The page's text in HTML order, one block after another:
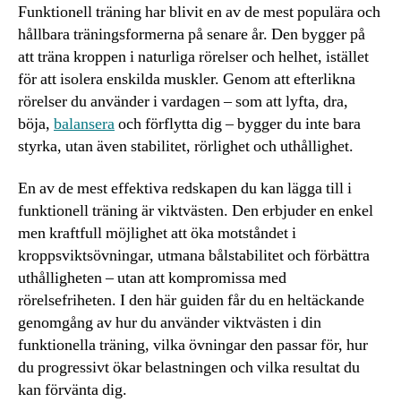
Funktionell träning har blivit en av de mest populära och
hållbara träningsformerna på senare år. Den bygger på
att träna kroppen i naturliga rörelser och helhet, istället
för att isolera enskilda muskler. Genom att efterlikna
rörelser du använder i vardagen – som att lyfta, dra,
böja, balanseraoch förflytta dig – bygger du inte bara
styrka, utan även stabilitet, rörlighet och uthållighet.
En av de mest effektiva redskapen du kan lägga till i
funktionell träning är viktvästen. Den erbjuder en enkel
men kraftfull möjlighet att öka motståndet i
kroppsviktsövningar, utmana bålstabilitet och förbättra
uthålligheten – utan att kompromissa med
rörelsefriheten. I den här guiden får du en heltäckande
genomgång av hur du använder viktvästen i din
funktionella träning, vilka övningar den passar för, hur
du progressivt ökar belastningen och vilka resultat du
kan förvänta dig.